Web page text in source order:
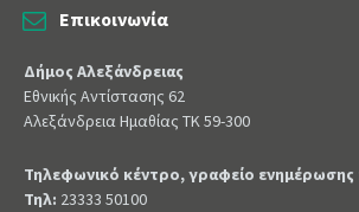
Επικοινωνία
Δήμος Αλεξάνδρειας
Εθνικής Αντίστασης 62
Αλεξάνδρεια Ημαθίας ΤΚ 59-300
Τηλεφωνικό κέντρο, γραφείο
Τηλ: 23333 50100